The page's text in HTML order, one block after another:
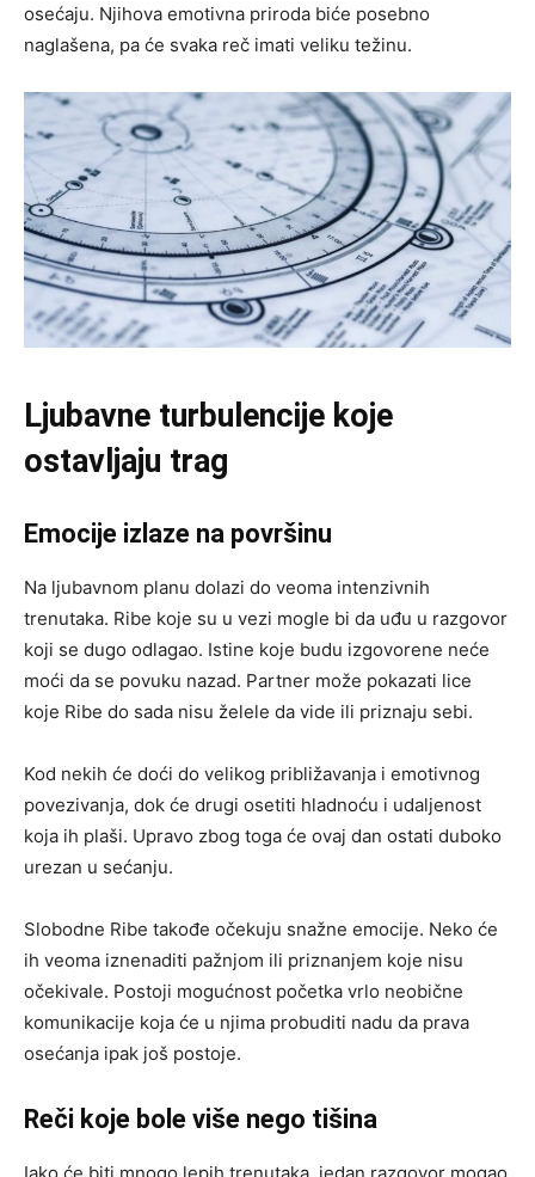
osećaju. Njihova emotivna priroda biće posebno
naglašena, pa će svaka reč imati veliku težinu.
Ljubavne turbulencije koje
ostavljaju trag
Emocije izlaze na površinu
Na ljubavnom planu dolazi do veoma intenzivnih
trenutaka. Ribe koje su u vezi mogle bi da uđu u razgovor
koji se dugo odlagao. Istine koje budu izgovorene neće
moći da se povuku nazad. Partner može pokazati lice
koje Ribe do sada nisu želele da vide ili priznaju sebi.
Kod nekih će doći do velikog približavanja i emotivnog
povezivanja, dok će drugi osetiti hladnoću i udaljenost
koja ih plaši. Upravo zbog toga će ovaj dan ostati duboko
urezan u sećanju.
Slobodne Ribe takođe očekuju snažne emocije. Neko će
ih veoma iznenaditi pažnjom ili priznanjem koje nisu
očekivale. Postoji mogućnost početka vrlo neobične
komunikacije koja će u njima probuditi nadu da prava
osećanja ipak još postoje.
Reči koje bole više nego tišina